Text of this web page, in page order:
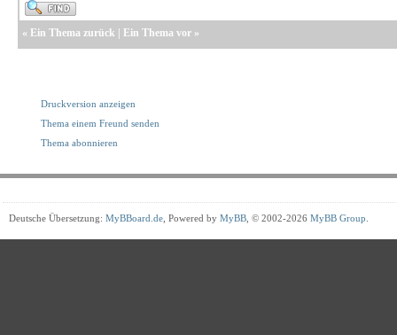
« Ein Thema zurück Ein Thema vor »
Druckversion anzeigen
Thema einem Freund senden
Thema abonnieren
Deutsche Übersetzung: MyBBoard.de , Powered by MyBB , © 2002-2026 MyBB Group